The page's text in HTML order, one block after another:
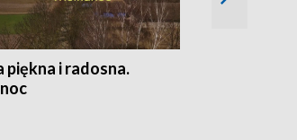
piękna i radosna.